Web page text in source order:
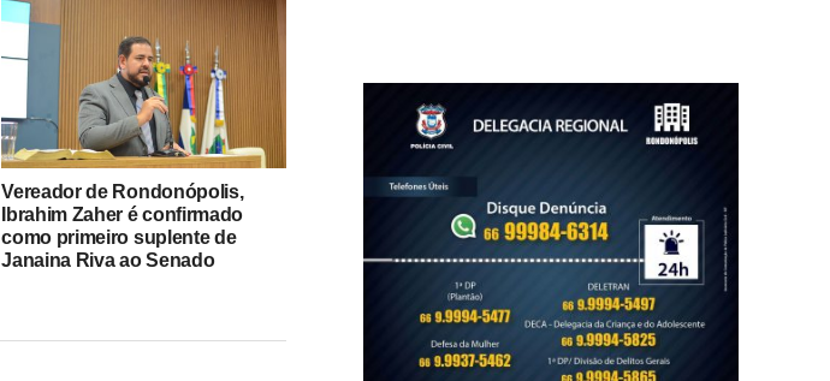
Vereador de Rondonópolis,
Ibrahim Zaher é confirmado
como primeiro suplente de
Janaina Riva ao Senado